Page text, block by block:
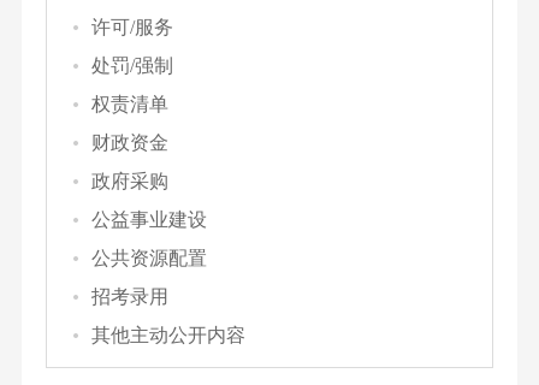
许可/服务
处罚/强制
权责清单
财政资金
政府采购
公益事业建设
公共资源配置
招考录用
其他主动公开内容